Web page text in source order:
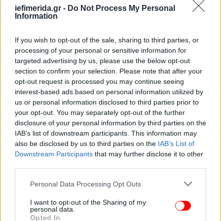
iefimerida.gr - Do Not Process My Personal
Information
If you wish to opt-out of the sale, sharing to third parties, or
processing of your personal or sensitive information for
targeted advertising by us, please use the below opt-out
section to confirm your selection. Please note that after your
opt-out request is processed you may continue seeing
interest-based ads based on personal information utilized by
us or personal information disclosed to third parties prior to
your opt-out. You may separately opt-out of the further
disclosure of your personal information by third parties on the
IAB’s list of downstream participants. This information may
also be disclosed by us to third parties on the IAB’s List of
Downstream Participants that may further disclose it to other
Please note that this website/app uses one or more Google
not limited to your visit or usage behaviour. You may click to
grant or deny consent to Google and its third-party tags to
Personal Data Processing Opt Outs
I want to opt-out of the Sharing of my
personal data.
Opted In
ανώμαλα λιθόστρωτα και στις στενές σκάλες των
μονών του Άθω. Αλλά γενικά περπατά χωρίς
του.
«Φυσικά, βοήθησε πολύ, γιατί με βοήθησε να